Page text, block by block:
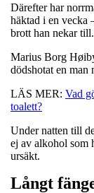
Därefter har
häktad i en vecka
brott han nekar till.
Marius Borg
dödshotat en
LÄS MER: Vad
toalett?
Under natten till
ej av alkohol som
ursäkt.
Långt